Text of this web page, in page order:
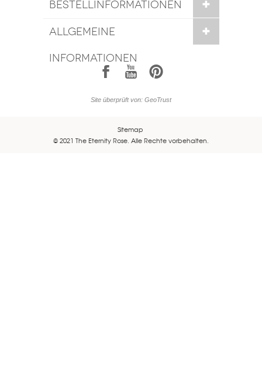
BESTELLINFORMATIONEN
ALLGEMEINE
INFORMATIONEN
1 7 6
Site überprüft von: GeoTrust
Sitemap
© 2021 The Eternity Rose. Alle Rechte vorbehalten.